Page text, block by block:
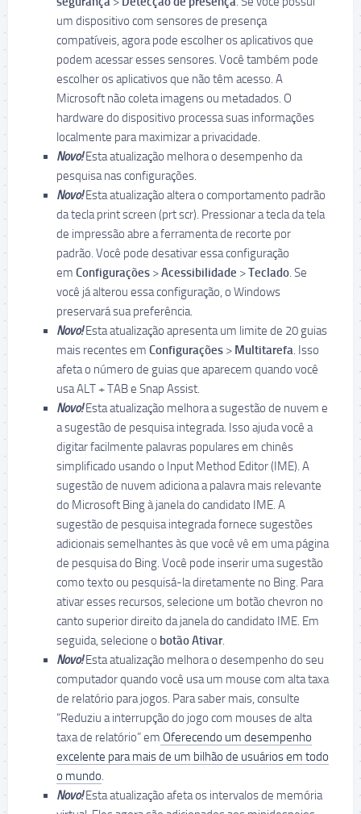
um dispositivo com sensores de presença
compatíveis, agora pode escolher os aplicativos que
podem acessar esses sensores. Você também pode
escolher os aplicativos que não têm acesso. A
Microsoft não coleta imagens ou metadados. O
hardware do dispositivo processa suas informações
localmente para maximizar a privacidade.
Novo!Esta atualização melhora o desempenho da
pesquisa nas configurações.
Novo!Esta atualização altera o comportamento padrão
da tecla print screen (prt scr). Pressionar a tecla da tela
de impressão abre a ferramenta de recorte por
padrão. Você pode desativar essa configuração
em Configurações >Acessibilidade >Teclado. Se
você já alterou essa configuração, o Windows
preservará sua preferência.
Novo!Esta atualização apresenta um limite de 20 guias
mais recentes em Configurações > Multitarefa. Isso
afeta o número de guias que aparecem quando você
usa ALT + TAB e Snap Assist.
Novo!Esta atualização melhora a sugestão de nuvem e
a sugestão de pesquisa integrada. Isso ajuda você a
digitar facilmente palavras populares em chinês
simplificado usando o Input Method Editor (IME). A
sugestão de nuvem adiciona a palavra mais relevante
do Microsoft Bing à janela do candidato IME. A
sugestão de pesquisa integrada fornece sugestões
adicionais semelhantes às que você vê em uma página
de pesquisa do Bing. Você pode inserir uma sugestão
como texto ou pesquisá-la diretamente no Bing. Para
ativar esses recursos, selecione um botão chevron no
canto superior direito da janela do candidato IME. Em
seguida, selecione o botão Ativar.
Novo!Esta atualização melhora o desempenho do seu
computador quando você usa um mouse com alta taxa
de relatório para jogos. Para saber mais, consulte
“Reduziu a interrupção do jogo com mouses de alta
taxa de relatório” em Oferecendo um desempenho
excelente para mais de um bilhão de usuários em todo
o mundo.
Novo!Esta atualização afeta os intervalos de memória